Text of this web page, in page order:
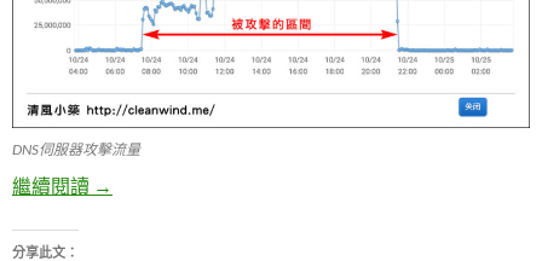
DNS伺服器攻擊流量
繼續閱讀 Bind 防禦 DNS Amplification Attacks ( DNS 放大攻擊
→
分享此文：